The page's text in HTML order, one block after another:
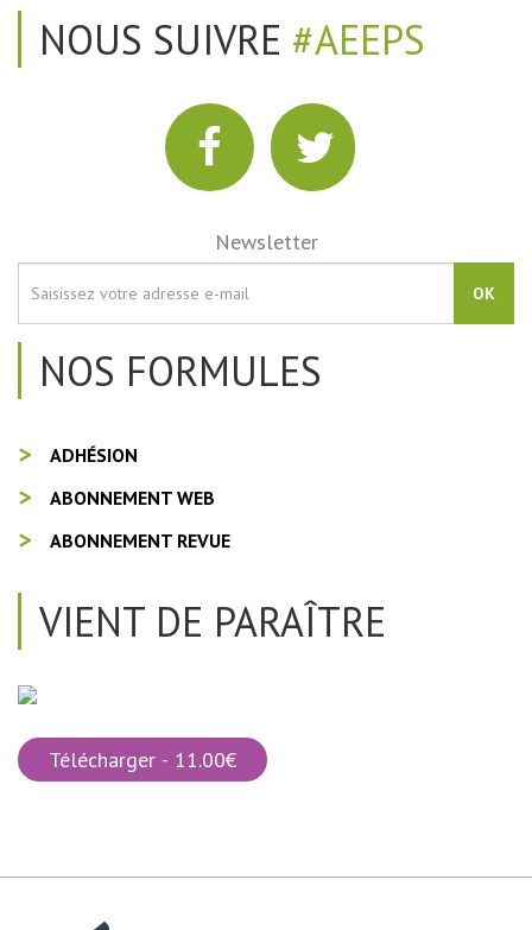
NOUS SUIVRE #AEEPS
Newsletter
OK
NOS FORMULES
ADHÉSION
ABONNEMENT WEB
ABONNEMENT REVUE
VIENT DE PARAÎTRE
Télécharger - 11.00€